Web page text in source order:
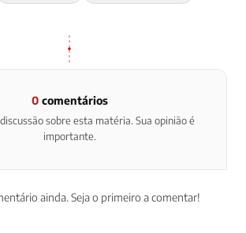
0comentários
sobre esta matéria. Sua opinião é
importante.
ainda. Seja o primeiro a comentar!